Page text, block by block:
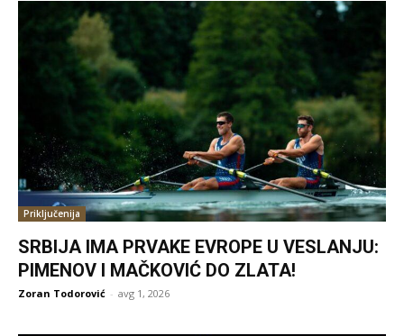
Priključenija
SRBIJA IMA PRVAKE EVROPE U VESLANJU:
PIMENOV I MAČKOVIĆ DO ZLATA!
Zoran Todorović - avg 1, 2026